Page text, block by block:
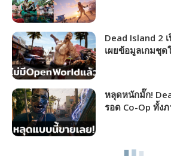
Dead Island 2
เผยข้อมูลเกมชุ
หลุดหนักมั๊ก!
รอด Co-Op ทั้ง